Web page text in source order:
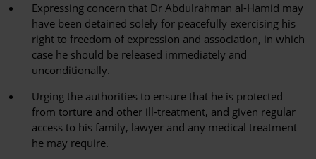
Expressing concern that Dr Abdulrahman al-Hamid may
have been detained solely for peacefully exercising his
right to freedom of expression and association, in which
case he should be released immediately and
unconditionally.
Urging the authorities to ensure that he is protected
from torture and other ill-treatment, and given regular
access to his family, lawyer and any medical treatment
he may require.